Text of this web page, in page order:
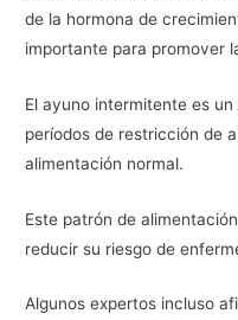
de la hormona de
importante para promover
El ayuno intermitente es
períodos de restricción de
alimentación normal.
Este patrón de
reducir su riesgo de
Algunos expertos incluso